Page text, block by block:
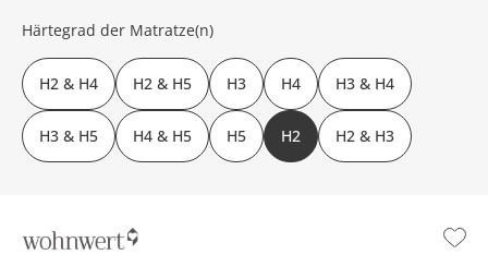
Härtegrad der Matratze(n)
H2 & H4 H2 & H5 H3 H4 H3 & H4
H3 & H5 H4 & H5 H5 H2 H2 & H3